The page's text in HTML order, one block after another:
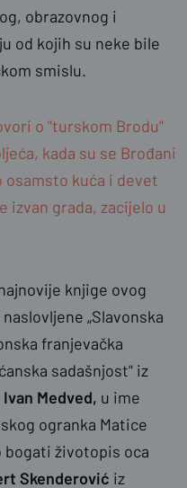
obrazovnog i
od kojih su neke bile
smislu.
o "turskom Brodu"
kada su se Brođani
osamsto kuća i devet
izvan grada, zacijelo u
knjige ovog
„Slavonska
franjevačka
sadašnjost" iz
Medved, u ime
ogranka Matice
životopis oca
Skenderović iz